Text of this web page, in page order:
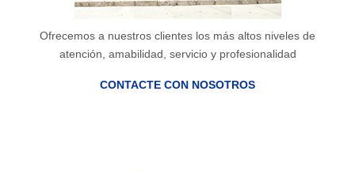
Ofrecemos a nuestros clientes los más altos niveles de
atención, amabilidad, servicio y profesionalidad
CONTACTE CON NOSOTROS